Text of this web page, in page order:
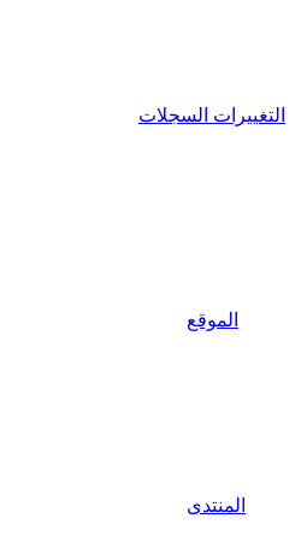
التغييرات السجلات
الموقع
المنتدى